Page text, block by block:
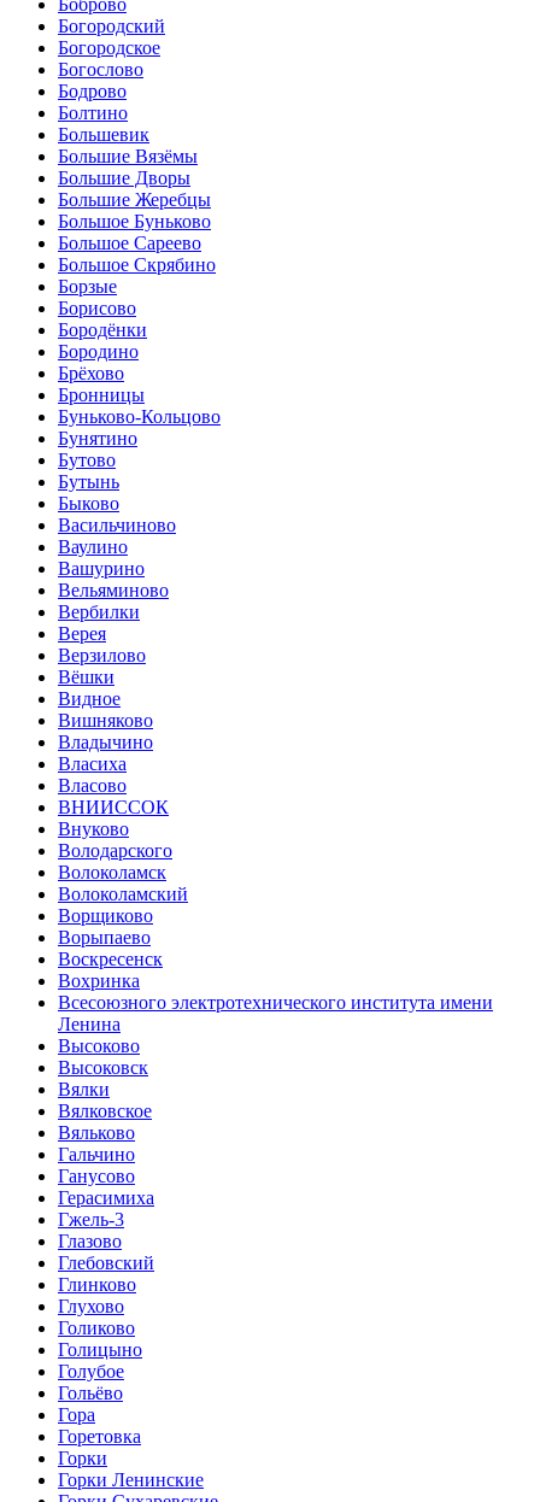
Боброво
Богородский
Богородское
Богослово
Бодрово
Болтино
Большевик
Большие Вязёмы
Большие Дворы
Большие Жеребцы
Большое Буньково
Большое Сареево
Большое Скрябино
Борзые
Борисово
Бородёнки
Бородино
Брёхово
Бронницы
Буньково-Кольцово
Бунятино
Бутово
Бутынь
Быково
Васильчиново
Ваулино
Вашурино
Вельяминово
Вербилки
Верея
Верзилово
Вёшки
Видное
Вишняково
Владычино
Власиха
Власово
ВНИИССОК
Внуково
Володарского
Волоколамск
Волоколамский
Ворщиково
Ворыпаево
Воскресенск
Вохринка
Всесоюзного электротехнического института имени
Ленина
Высоково
Высоковск
Вялки
Вялковское
Вяльково
Гальчино
Ганусово
Герасимиха
Гжель-3
Глазово
Глебовский
Глинково
Глухово
Голиково
Голицыно
Голубое
Гольёво
Гора
Горетовка
Горки
Горки Ленинские